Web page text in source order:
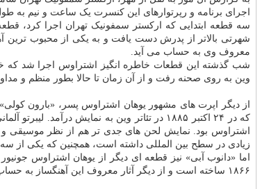
اجرای برنامه و رپرتوارهای این کنسرت یک ساعت و نیم به
شهرتی بالاتر از پدرش دست یافت و به یکی از محبوب ترین
معروف وی به حساب می آید.
وین به روی صحنه رفت و از آن زمان تا حالا بطور منظم و
از دیگر اپرت های مشهور یوهان اشتراوس پسر، «بارون
که در ۲۴ اکتبر ۱۸۸۵ در تئاتر وین به
اشتراوس بود. نمایش لحن های جدی تر هم از نظر موسیقی
زیادی در سطح بین المللی داشته است، همچنین که یکی از
اما «دانوب آبی» نیز قطعه ای دیگر از یوهان اشتراوس
۱۸۶۶ ساخته است و از دیگر آثار معروف این آهنگساز به حساب می آید.